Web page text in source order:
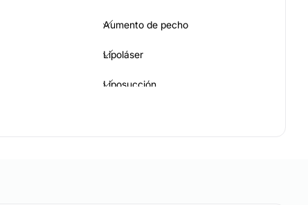
Aumento de pecho
Lipoláser
Liposucción